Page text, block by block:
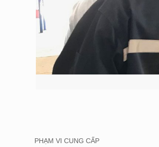
PHẠM VI CUNG CẤP